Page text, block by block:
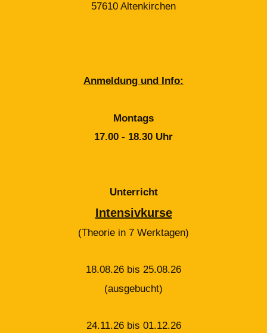
57610 Altenkirchen
Anmeldung und Info:
Montags
17.00 - 18.30 Uhr
Unterricht
Intensivkurse
(Theorie in 7 Werktagen)
18.08.26 bis 25.08.26
(ausgebucht)
24.11.26 bis 01.12.26